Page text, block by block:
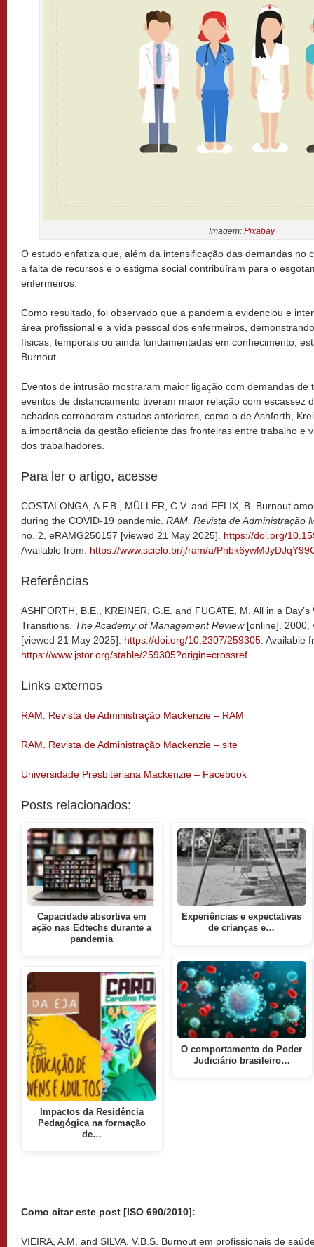
Imagem: Pixabay
O estudo enfatiza que, além da intensificação das demandas no
a falta de recursos e o estigma social contribuíram para o
enfermeiros.
Como resultado, foi observado que a pandemia evidenciou e
área profissional e a vida pessoal dos enfermeiros,
físicas, temporais ou ainda fundamentadas em conhecimento,
Burnout.
Eventos de intrusão mostraram maior ligação com demandas de
eventos de distanciamento tiveram maior relação com escassez
achados corroboram estudos anteriores, como o de Ashforth,
a importância da gestão eficiente das fronteiras entre trabalho e
dos trabalhadores.
Para ler o artigo, acesse
COSTALONGA, A.F.B., MÜLLER, C.V. and FELIX, B. Burnout
during the COVID-19 pandemic. RAM. Revista de Administração
no. 2, eRAMG250157 [viewed 21 May 2025]. https://doi.org/
Available from: https://www.scielo.br/j/ram/a/
Referências
ASHFORTH, B.E., KREINER, G.E. and FUGATE, M. All in a
Transitions. The Academy of Management Review [online]. 2000,
[viewed 21 May 2025]. https://doi.org/10.2307/259305 . Available
https://www.jstor.org/stable/259305?origin=crossref
Links externos
RAM. Revista de Administração Mackenzie – RAM
RAM. Revista de Administração Mackenzie – site
Universidade Presbiteriana Mackenzie – Facebook
Posts relacionados:
Capacidade absortiva em
ação nas Edtechs durante a
pandemia
Impactos da Residência
Pedagógica na formação
de…
Experiências e expectativas
de crianças e…
O comportamento do Poder
Judiciário brasileiro…
Como citar este post [ISO 690/2010]:
VIEIRA, A.M. and SILVA, V.B.S. Burnout em profissionais de